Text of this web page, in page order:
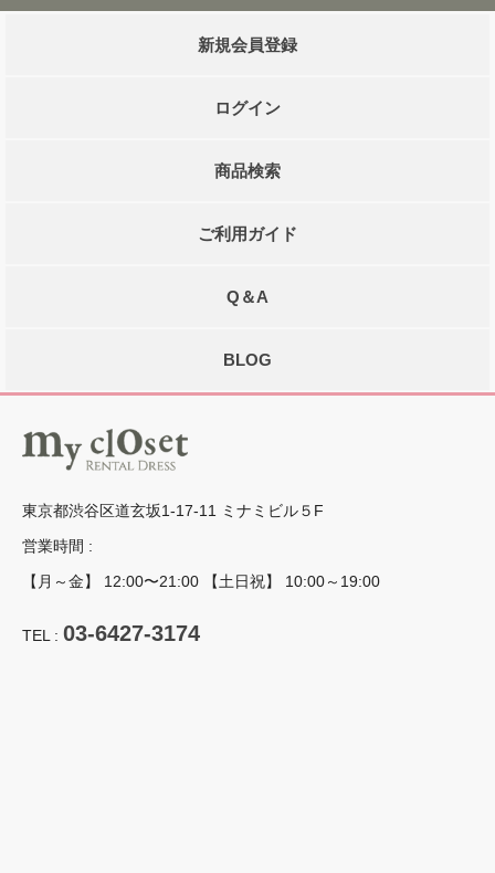
新規会員登録
ログイン
商品検索
ご利用ガイド
Q＆A
BLOG
東京都渋谷区道玄坂1-17-11 ミナミビル５F
営業時間 :
【月～金】 12:00〜21:00 【土日祝】 10:00～19:00
TEL : 03-6427-3174